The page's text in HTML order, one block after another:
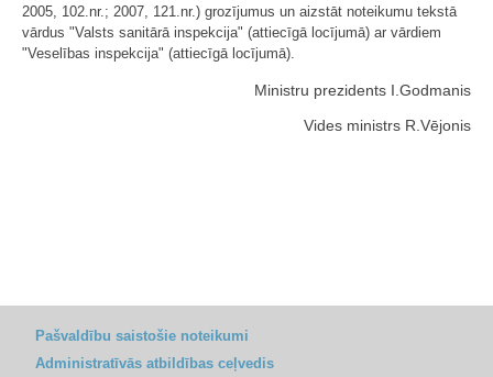
2005, 102.nr.; 2007, 121.nr.) grozījumus un aizstāt noteikumu tekstā
vārdus "Valsts sanitārā inspekcija" (attiecīgā locījumā) ar vārdiem
"Veselības inspekcija" (attiecīgā locījumā).
Ministru prezidents I.Godmanis
Vides ministrs R.Vējonis
Pašvaldību saistošie noteikumi
Administratīvās atbildības ceļvedis